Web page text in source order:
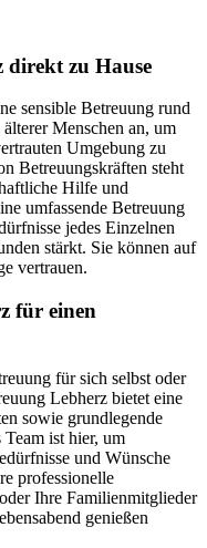
direkt zu Hause
sensible Betreuung rund
Menschen an, um
Umgebung zu
Betreuungskräften steht
Hilfe und
umfassende Betreuung
jedes Einzelnen
stärkt. Sie können auf
vertrauen.
für einen
für sich selbst oder
Lebherz bietet eine
sowie grundlegende
ist hier, um
und Wünsche
professionelle
Ihre Familienmitglieder
genießen